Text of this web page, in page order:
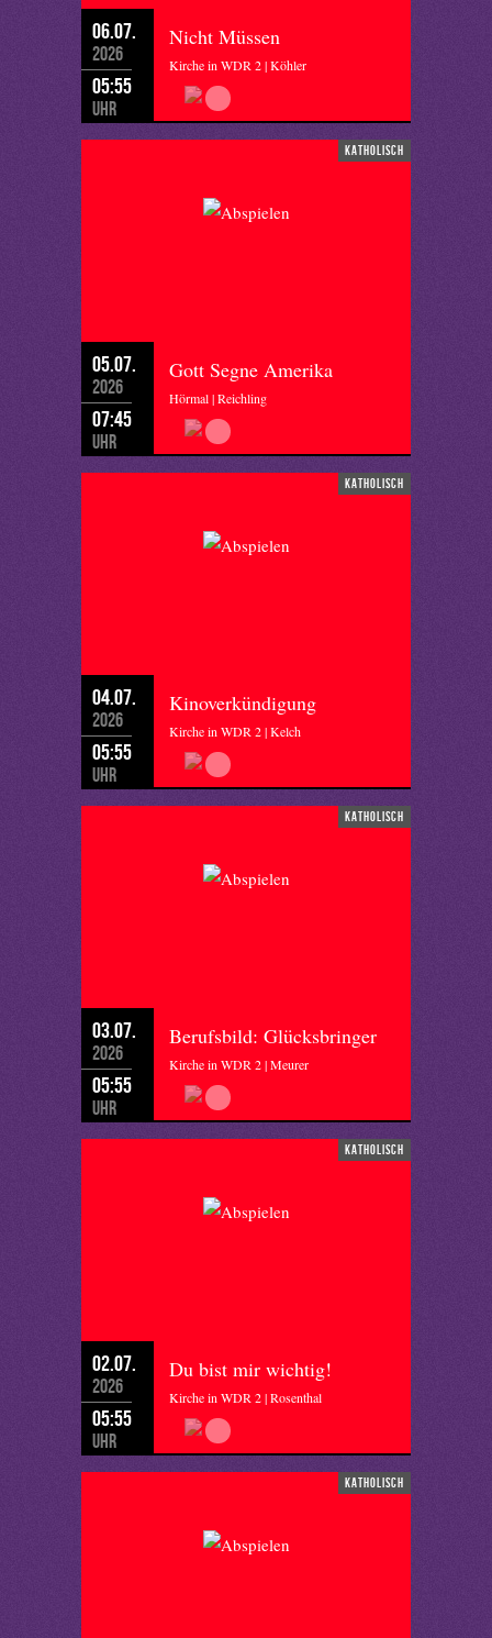
06.07.
2026
05:55
Uhr
Nicht Müssen
Kirche in WDR 2 | Köhler
katholisch
05.07.
2026
07:45
Uhr
Gott Segne Amerika
Hörmal | Reichling
katholisch
04.07.
2026
05:55
Uhr
Kinoverkündigung
Kirche in WDR 2 | Kelch
katholisch
03.07.
2026
05:55
Uhr
Berufsbild: Glücksbringer
Kirche in WDR 2 | Meurer
katholisch
02.07.
2026
05:55
Uhr
Du bist mir wichtig!
Kirche in WDR 2 | Rosenthal
katholisch